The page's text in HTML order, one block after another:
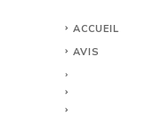
ACCUEIL
AVIS